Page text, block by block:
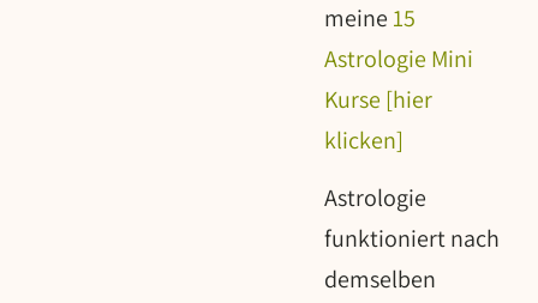
meine 15
Astrologie Mini
Kurse [hier
klicken]
Astrologie
funktioniert nach
demselben